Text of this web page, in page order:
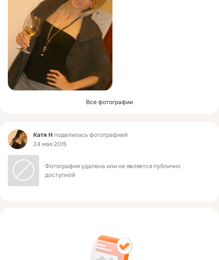
Все фотографии
Фид Катя H поделилась фотографией
24 мая 2015
Фотография удалена или не является публично
доступной